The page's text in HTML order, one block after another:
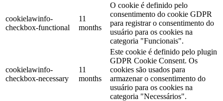
cookielawinfo-
checkbox-functional
11
months
O cookie é definido pelo
consentimento do cookie GDPR
para registrar o consentimento do
usuário para os cookies na
categoria "Funcionais".
cookielawinfo-
checkbox-necessary
11
months
Este cookie é definido pelo plugin
GDPR Cookie Consent. Os
cookies são usados ​​para
armazenar o consentimento do
usuário para os cookies na
categoria "Necessários".